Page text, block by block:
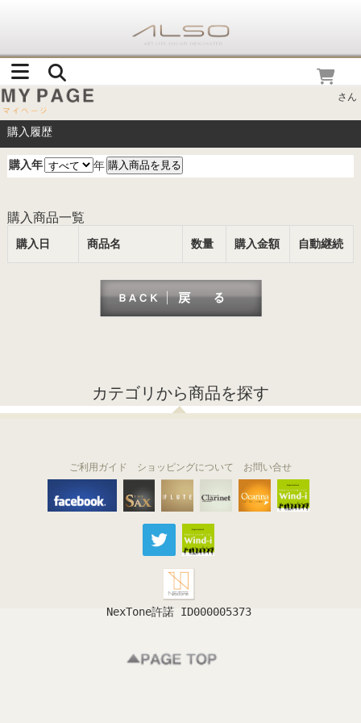
さん
購入履歴
購入年 年
購入商品一覧
購入日 商品名 数量 購入金額 自動継続
カテゴリから商品を探す
THE SAX The Clarinet
Ocarina
ご利用ガイド ショッピングについて お問い合せ
NexTone許諾 ID000005373